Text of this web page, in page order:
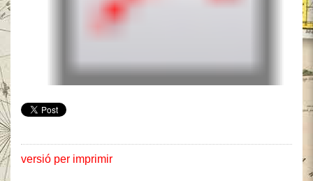
versió per imprimir